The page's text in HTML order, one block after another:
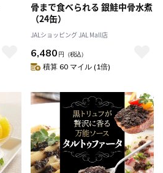
骨まで食べられる 銀鮭中骨水煮
（24缶）
JALショッピング JAL Mall店
6,480 円 （税込）
積算 60 マイル (1倍)